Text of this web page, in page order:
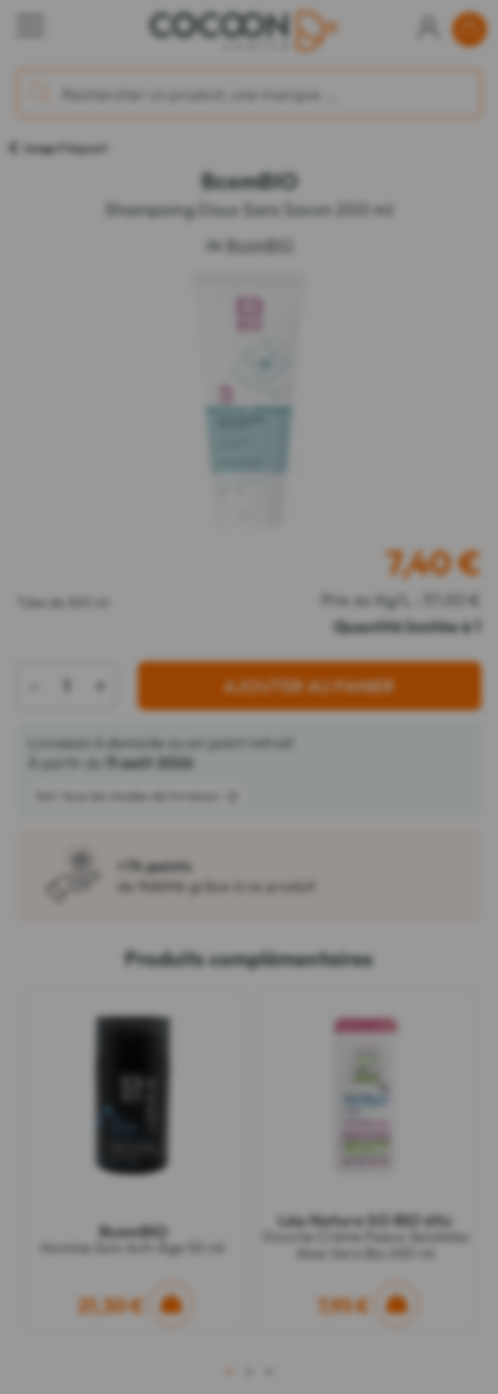
Usage Fréquent
BcomBIO
Shampoing Doux Sans Savon 200 ml
de BcomBIO
Tube de 200 ml
7,40€
Prix au Kg/L : 37,00 €
Quantité limitée à 1
+ AJOUTER AU PANIER
Livraison à domicile ou en point retrait
À partir du
11 août 2026
Voir tous les modes de livraison
+74 points
de fidélité grâce à ce produit
Produits complémentaires
BcomBIO
Homme Soin Anti-Âge 50 ml
21,30 €
Léa Nature SO BIO étic
Douche Crème Peaux Sensibles
7,95 €
1